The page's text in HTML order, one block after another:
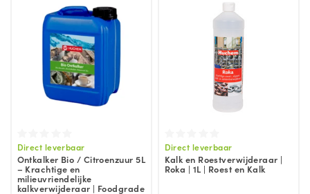
Direct leverbaar
Ontkalker Bio / Citroenzuur 5L
– Krachtige en
milieuvriendelijke
kalkverwijderaar | Foodgrade
Direct leverbaar
Kalk en Roestverwijderaar |
Roka | 1L | Roest en Kalk